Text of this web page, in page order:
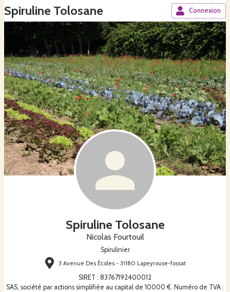
Spiruline Tolosane Connexion
Spiruline Tolosane
Nicolas Fourtouil
Spirulinier
3 Avenue Des Écoles - 31180 Lapeyrouse-fossat
SIRET : 83767192400012
SAS, société par actions simplifiée au capital de 10000 €. Numéro de TVA :